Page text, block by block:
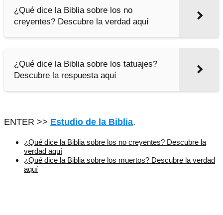
¿Qué dice la Biblia sobre los no
creyentes? Descubre la verdad aquí
¿Qué dice la Biblia sobre los tatuajes?
Descubre la respuesta aquí
ENTER >> Estudio de la Biblia.
¿Qué dice la Biblia sobre los no creyentes? Descubre la
verdad aquí
¿Qué dice la Biblia sobre los muertos? Descubre la verdad
aquí